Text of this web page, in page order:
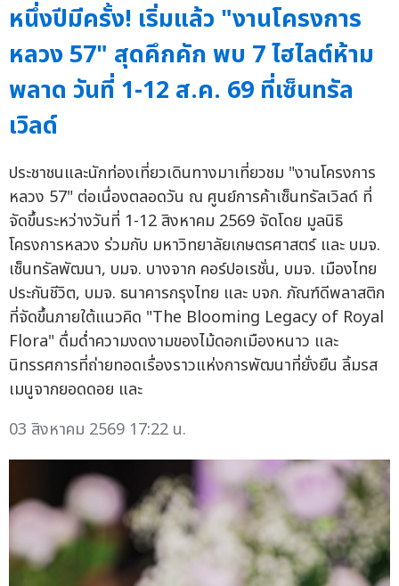
หนึ่งปีมีครั้ง! เริ่มแล้ว "งานโครงการ
หลวง 57" สุดคึกคัก พบ 7 ไฮไลต์ห้าม
พลาด วันที่ 1-12 ส.ค. 69 ที่เซ็นทรัล
เวิลด์
ประชาชนและนักท่องเที่ยวเดินทางมาเที่ยวชม "งานโครงการ
หลวง 57" ต่อเนื่องตลอดวัน ณ ศูนย์การค้าเซ็นทรัลเวิลด์ ที่
จัดขึ้นระหว่างวันที่ 1-12 สิงหาคม 2569 จัดโดย มูลนิธิ
โครงการหลวง ร่วมกับ มหาวิทยาลัยเกษตรศาสตร์ และ บมจ.
เซ็นทรัลพัฒนา, บมจ. บางจาก คอร์ปอเรชั่น, บมจ. เมืองไทย
ประกันชีวิต, บมจ. ธนาคารกรุงไทย และ บจก. ภัณฑ์ดีพลาสติก
ที่จัดขึ้นภายใต้แนวคิด "The Blooming Legacy of Royal
Flora" ดื่มด่ำความงดงามของไม้ดอกเมืองหนาว และ
นิทรรศการที่ถ่ายทอดเรื่องราวแห่งการพัฒนาที่ยั่งยืน ลิ้มรส
เมนูจากยอดดอย และ
03 สิงหาคม 2569 17:22 น.